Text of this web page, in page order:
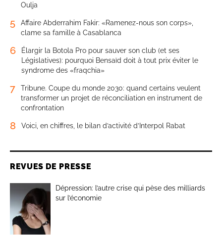
Oulja
5
Affaire Abderrahim Fakir: «Ramenez-nous son corps»,
clame sa famille à Casablanca
6
Élargir la Botola Pro pour sauver son club (et ses
Législatives): pourquoi Bensaïd doit à tout prix éviter le
syndrome des «fraqchia»
7
Tribune. Coupe du monde 2030: quand certains veulent
transformer un projet de réconciliation en instrument de
confrontation
8 Voici, en chiffres, le bilan d’activité d’Interpol Rabat
REVUES DE PRESSE
Dépression: l’autre crise qui pèse des milliards
sur l’économie